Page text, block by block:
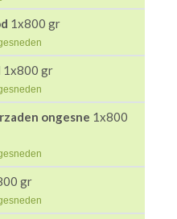
1x800 gr
1x800 gr
ongesne 1x800
gr